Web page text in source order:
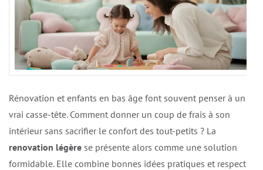
Rénovation et enfants en bas âge font souvent penser à un
vrai casse-tête. Comment donner un coup de frais à son
intérieur sans sacrifier le confort des tout-petits ? La
renovation légère se présente alors comme une solution
formidable. Elle combine bonnes idées pratiques et respect